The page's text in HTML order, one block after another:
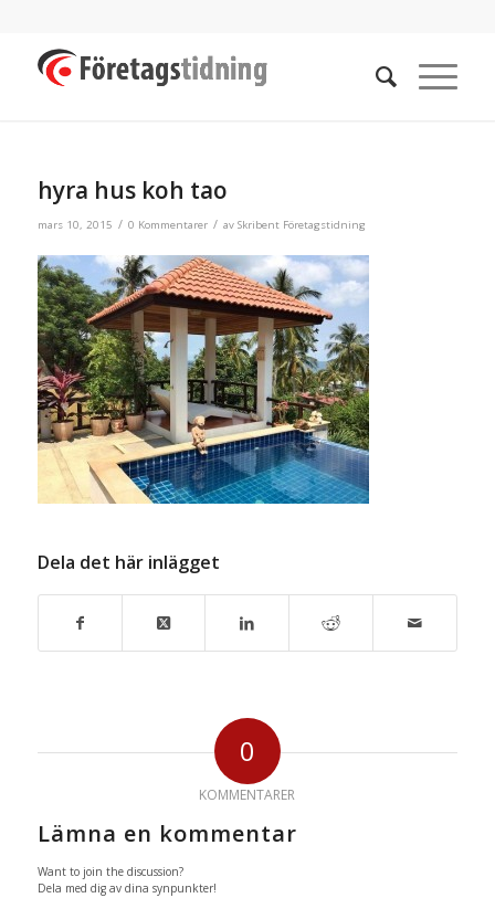
hyra hus koh tao
mars 10, 2015 / 0 Kommentarer / av Skribent Företagstidning
Dela det här inlägget
0
KOMMENTARER
Lämna en kommentar
Want to join the discussion?
Dela med dig av dina synpunkter!